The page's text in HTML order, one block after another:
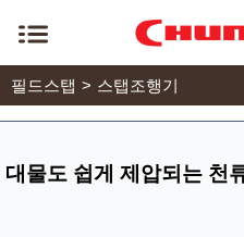
필드스탭 스탭조행기
대물도 쉽게 제압되는 천